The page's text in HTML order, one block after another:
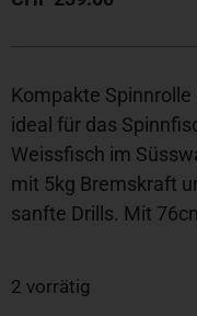
Kompakte
ideal für das
Weissfisch im
mit 5kg Bremskraft
sanfte Drills. Mit
2 vorrätig